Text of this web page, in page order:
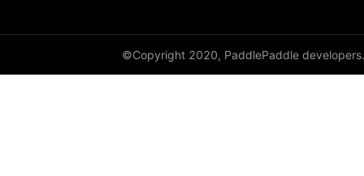
©Copyright 2020, PaddlePaddle developers.